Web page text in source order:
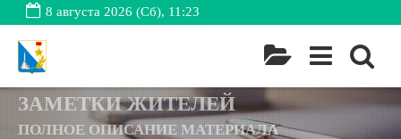
8 августа 2026 (Сб), 11:23
ЗАМЕТКИ ЖИТЕЛЕЙ
ПОЛНОЕ ОПИСАНИЕ МАТЕРИАЛА